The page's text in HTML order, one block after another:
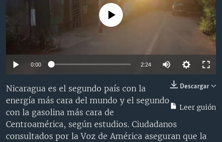
VENEZUELA
BRASIL
NICARAGUA
ECONOMÍA
ENTRETENIMIENTO Y CULTURA
TECNOLOGÍA
DEPORTES
MULTIMEDIA
VIDEOS
FOTOGRAFÍA
AUDIOS
PROGRAMAS TV
EL MUNDO AL DÍA
FORO INTERAMERICANO
LAS CLAVES
PANORAMA
AVANCE INFORMATIVO
BUENOS DÍAS AMÉRICA
ESTADOS UNIDOS AL DÍA
EL MUNDO AL DÍA [RADIO]
DIRECT
Learning English
SÍGANOS
No media source currently available
0:00 2:24
Descargar
Leer guión
Nicaragua es el segundo país con la
energía más cara del mundo y el segundo
con la gasolina más cara de
Centroamérica, según estudios. Ciudadanos
consultados por la Voz de América aseguran que la